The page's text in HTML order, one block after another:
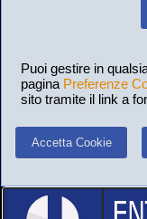
Puoi gestire in
pagina Preferenze
sito tramite il link a
Accetta Cookie